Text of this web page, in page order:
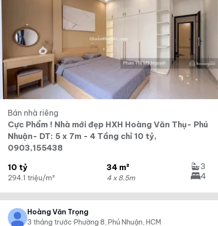
Bán nhà riêng
Cực Phẩm ! Nhà mới đẹp HXH Hoàng Văn Thụ- Phú
Nhuận- DT: 5 x 7m - 4 Tầng chỉ 10 tỷ,
0903,155438
10 tỷ
294.1 triệu/m²
34 m²
4 x 8.5m
3
4
Hoàng Văn Trọng
3 tháng trước·Phường 8, Phú Nhuận, HCM